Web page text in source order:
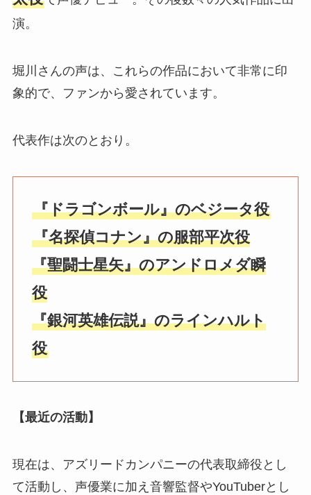
演。
堀川さんの声は、これらの作品において非常に印
象的で、ファンから愛されています。
代表作は次のとおり。
『ドラゴンボール』のベジータ役
『名探偵コナン』の服部平次役
『聖闘士星矢』のアンドロメダ瞬
役
『銀河英雄伝説』のラインハルト
役
【最近の活動】
現在は、アズリードカンパニーの代表取締役とし
て活動し、声優業に加え音響監督やYouTuberとし